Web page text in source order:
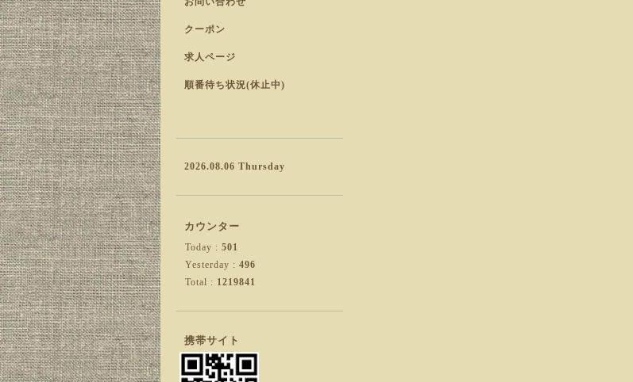
クーポン
求人ページ
順番待ち状況(休止中)
2026.08.06 Thursday
カウンター
Today : 501
Yesterday : 496
Total : 1219841
携帯サイト